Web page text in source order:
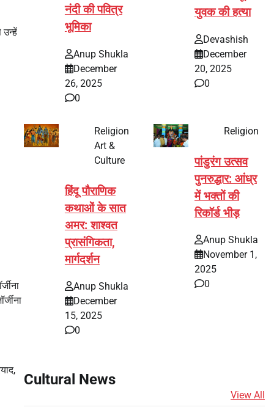
उन्हें
नंदी की पवित्र
भूमिका
Anup Shukla
December
26, 2025
0
युवक की हत्या
Devashish
December
20, 2025
0
Religion
Art &
Culture
हिंदू पौराणिक
कथाओं के सात
अमर: शाश्वत
प्रासंगिकता,
मार्गदर्शन
Anup Shukla
December
15, 2025
0
Religion
पांडुरंग उत्सव
पुनरुद्धार: आंध्र
में भक्तों की
रिकॉर्ड भीड़
Anup Shukla
November 1,
2025
0
Cultural News
View All